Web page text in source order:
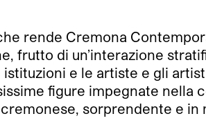
rende Cremona
frutto di un’interazione
e le artiste e gli
figure impegnate nella
sorprendente e in